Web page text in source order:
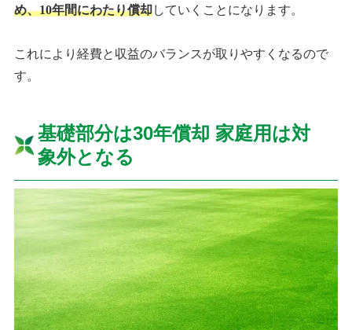
め、10年間にわたり償却していくことになります。
これにより経費と収益のバランスが取りやすくなるので
す。
基礎部分は30年償却 家庭用は対
象外となる